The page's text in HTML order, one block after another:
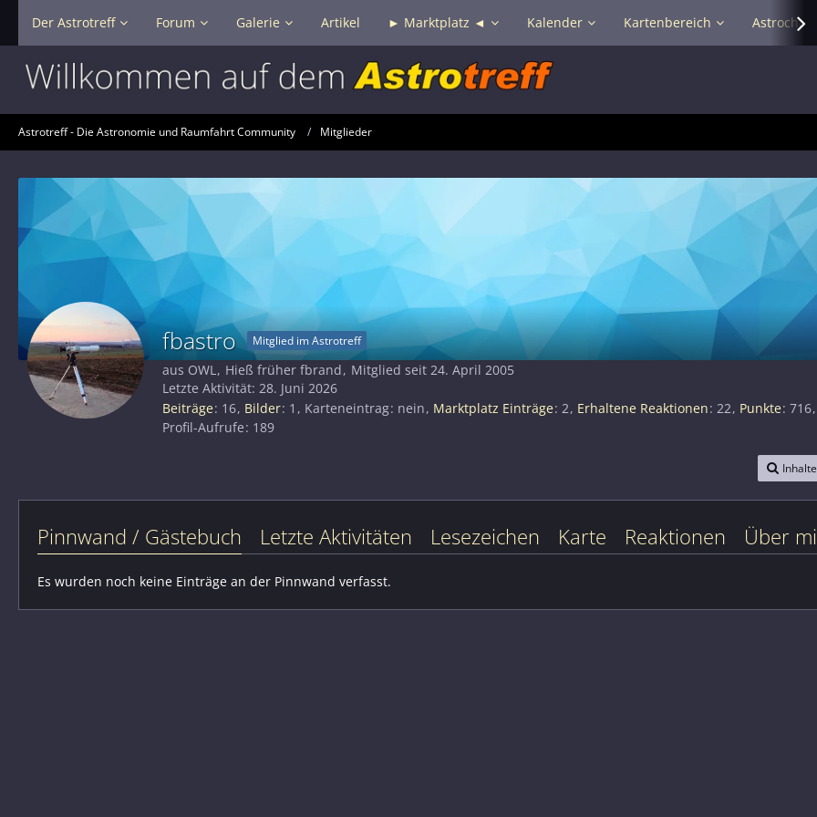
Der Astrotreff Forum Galerie Artikel ► Marktplatz ◄ Kalender Kartenbereich Astrochat
Astrotreff - Die Astronomie und Raumfahrt Community Mitglieder
fbastro Mitglied im Astrotreff
aus OWL Hieß früher fbrand
Mitglied seit 24. April 2005
Letzte Aktivität: 28. Juni 2026
Beiträge 16 Bilder 1 Karteneintrag nein Marktplatz Einträge 2 Erhaltene Reaktionen 22 Punkte 716
Profil-Aufrufe 189
Pinnwand / Gästebuch Letzte Aktivitäten Lesezeichen Karte Reaktionen Über
Es wurden noch keine Einträge an der Pinnwand verfasst.